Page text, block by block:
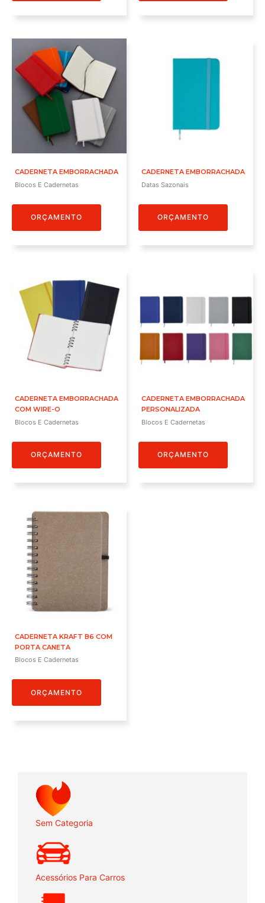
Sem Categoria
Acessórios Para Carros
CADERNETA EMBORRACHADA
Blocos E Cadernetas
ORÇAMENTO
CADERNETA EMBORRACHADA
Datas Sazonais
ORÇAMENTO
CADERNETA EMBORRACHADA
COM WIRE-O
Blocos E Cadernetas
ORÇAMENTO
CADERNETA EMBORRACHADA
PERSONALIZADA
Blocos E Cadernetas
ORÇAMENTO
CADERNETA KRAFT B6 COM
PORTA CANETA
Blocos E Cadernetas
ORÇAMENTO